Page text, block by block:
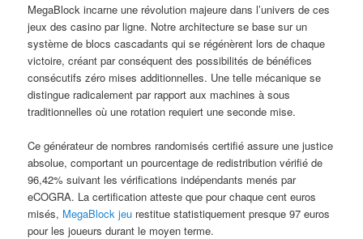
MegaBlock incarne une révolution majeure dans l’univers de ces
jeux des casino par ligne. Notre architecture se base sur un
système de blocs cascadants qui se régénèrent lors de chaque
victoire, créant par conséquent des possibilités de bénéfices
consécutifs zéro mises additionnelles. Une telle mécanique se
distingue radicalement par rapport aux machines à sous
traditionnelles où une rotation requiert une seconde mise.
Ce générateur de nombres randomisés certifié assure une justice
absolue, comportant un pourcentage de redistribution vérifié de
96,42% suivant les vérifications indépendants menés par
eCOGRA. La certification atteste que pour chaque cent euros
misés, MegaBlock jeu restitue statistiquement presque 97 euros
pour les joueurs durant le moyen terme.